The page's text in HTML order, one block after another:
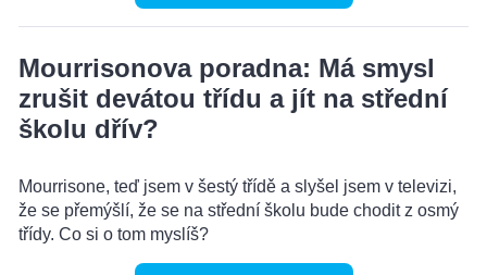
Mourrisonova poradna: Má smysl
zrušit devátou třídu a jít na střední
školu dřív?
Mourrisone, teď jsem v šestý třídě a slyšel jsem v televizi,
že se přemýšlí, že se na střední školu bude chodit z osmý
třídy. Co si o tom myslíš?